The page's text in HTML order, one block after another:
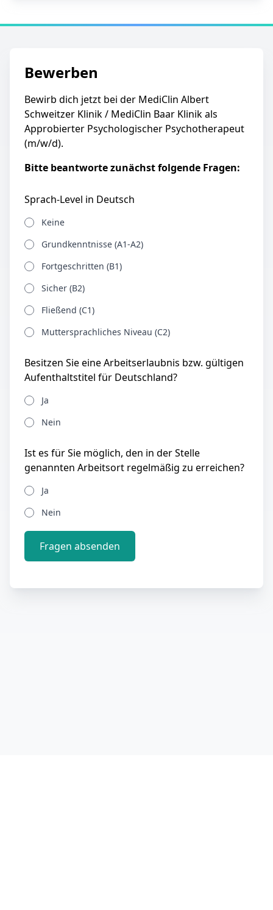
Bewerben
Bewirb dich jetzt bei der MediClin Albert
Schweitzer Klinik / MediClin Baar Klinik als
Approbierter Psychologischer Psychotherapeut
(m/w/d).
Bitte beantworte zunächst folgende Fragen:
Sprach-Level in Deutsch
Keine
Grundkenntnisse (A1-A2)
Fortgeschritten (B1)
Sicher (B2)
Fließend (C1)
Muttersprachliches Niveau (C2)
Besitzen Sie eine Arbeitserlaubnis bzw. gültigen
Aufenthaltstitel für Deutschland?
Ja
Nein
Ist es für Sie möglich, den in der Stelle
genannten Arbeitsort regelmäßig zu erreichen?
Ja
Nein
Fragen absenden